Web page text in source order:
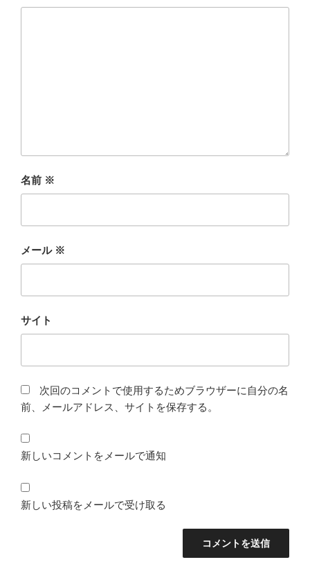
名前 ※
メール ※
サイト
次回のコメントで使用するためブラウザーに自分の名
前、メールアドレス、サイトを保存する。
新しいコメントをメールで通知
新しい投稿をメールで受け取る